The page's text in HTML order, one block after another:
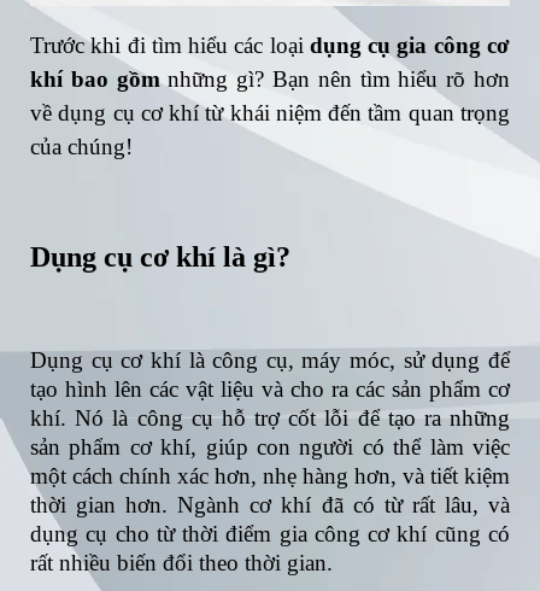
Trước khi đi tìm hiểu các loại dụng cụ gia công cơ
khí bao gồmnhững gì? Bạn nên tìm hiểu rõ hơn
về dụng cụ cơ khí từ khái niệm đến tầm quan trọng
của chúng!
Dụng cụ cơ khí là gì?
Dụng cụ cơ khí là công cụ, máy móc, sử dụng để
tạo hình lên các vật liệu và cho ra các sản phẩm cơ
khí. Nó là công cụ hỗ trợ cốt lỗi để tạo ra những
sản phẩm cơ khí, giúp con người có thể làm việc
một cách chính xác hơn, nhẹ hàng hơn, và tiết kiệm
thời gian hơn. Ngành cơ khí đã có từ rất lâu, và
dụng cụ cho từ thời điểm gia công cơ khí cũng có
rất nhiều biến đổi theo thời gian.